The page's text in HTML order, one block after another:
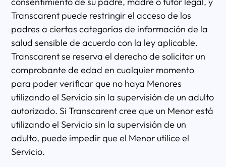
Transcarent puede restringir el acceso de los
padres a ciertas categorías de información de la
salud sensible de acuerdo con la ley aplicable.
Transcarent se reserva el derecho de solicitar un
comprobante de edad en cualquier momento
para poder verificar que no haya Menores
utilizando el Servicio sin la supervisión de un adulto
autorizado. Si Transcarent cree que un Menor está
utilizando el Servicio sin la supervisión de un
adulto, puede impedir que el Menor utilice el
Servicio.